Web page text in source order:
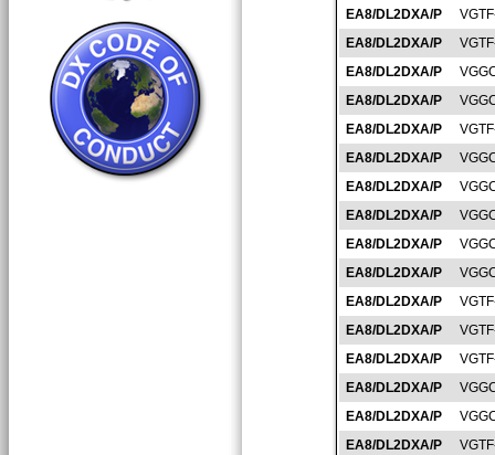
EA8/DL2DXA/P
EA8/DL2DXA/P
EA8/DL2DXA/P
EA8/DL2DXA/P
EA8/DL2DXA/P
EA8/DL2DXA/P
EA8/DL2DXA/P
EA8/DL2DXA/P
EA8/DL2DXA/P
EA8/DL2DXA/P
EA8/DL2DXA/P
EA8/DL2DXA/P
EA8/DL2DXA/P
EA8/DL2DXA/P
EA8/DL2DXA/P
EA8/DL2DXA/P